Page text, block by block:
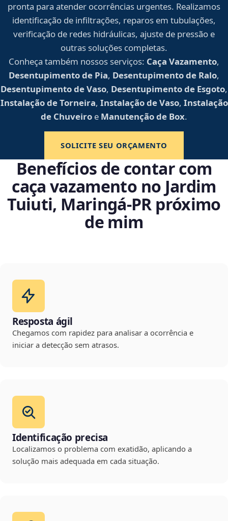
pronta para atender ocorrências urgentes. Realizamos
identificação de infiltrações, reparos em tubulações,
verificação de redes hidráulicas, ajuste de pressão e
outras soluções completas.
Conheça também nossos serviços: Caça Vazamento,
Desentupimento de Pia, Desentupimento de Ralo,
Desentupimento de Vaso, Desentupimento de Esgoto,
Instalação de Torneira, Instalação de Vaso, Instalação
de Chuveiro e Manutenção de Box.
SOLICITE SEU ORÇAMENTO
Benefícios de contar com
caça vazamento no Jardim
Tuiuti, Maringá‑PR próximo
de mim
Resposta ágil
Chegamos com rapidez para analisar a ocorrência e
iniciar a detecção sem atrasos.
Identificação precisa
Localizamos o problema com exatidão, aplicando a
solução mais adequada em cada situação.